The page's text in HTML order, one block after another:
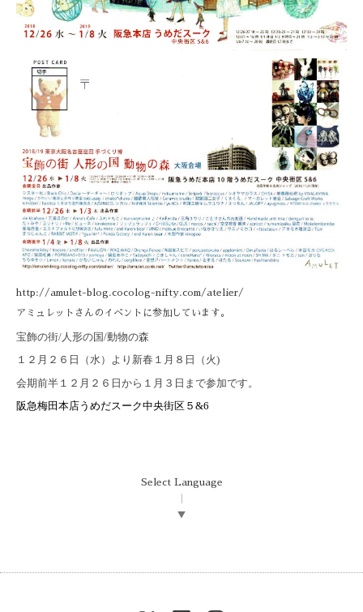
http://amulet-blog.cocolog-nifty.com/atelier/
アミュレットさんのイベントに参加しています。
宝飾の街/ 人形の国/動物の森
１２月２６日（水）より新春１月８日（火)
会期前半１２月２６日から１月３日まで参加です。
阪急梅田本店うめだスーク中央街区５&6
Select Language
▼